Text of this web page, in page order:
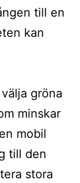
till en
kan
gröna
minskar
mobil
till den
stora